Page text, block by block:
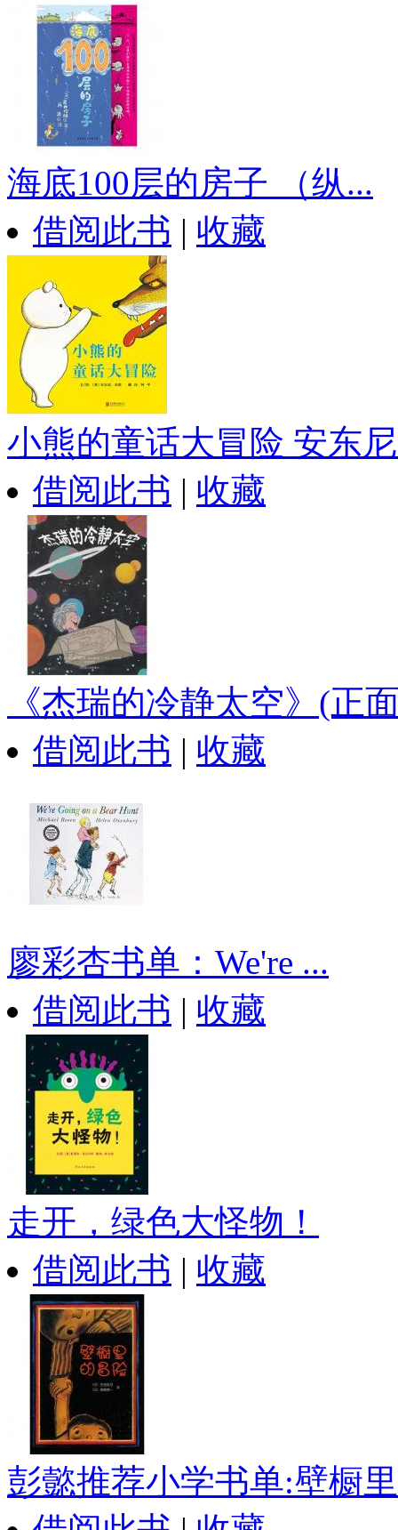
海底100层的房子 （纵...
借阅此书 | 收藏
小熊的童话大冒险 安东
借阅此书 | 收藏
《杰瑞的冷静太空》(正
借阅此书 | 收藏
廖彩杏书单：We're ...
借阅此书 | 收藏
走开，绿色大怪物！
借阅此书 | 收藏
彭懿推荐小学书单:壁橱